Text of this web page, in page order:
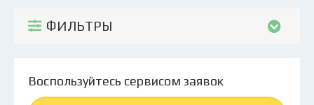
Личный кабинет
ФИЛЬТРЫ
Воспользуйтесь сервисом заявок